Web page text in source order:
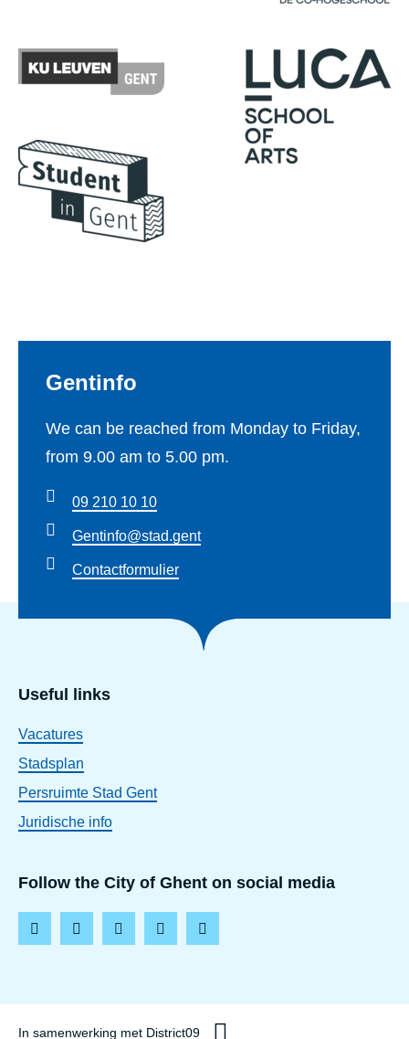
Footer
Gentinfo
We can be reached from Monday to Friday,
from 9.00 am to 5.00 pm.
09 210 10 10
Gentinfo@stad.gent
Contactformulier
Useful links
Vacatures
Stadsplan
Persruimte Stad Gent
Juridische info
Follow the City of Ghent on social media
In samenwerking met District09